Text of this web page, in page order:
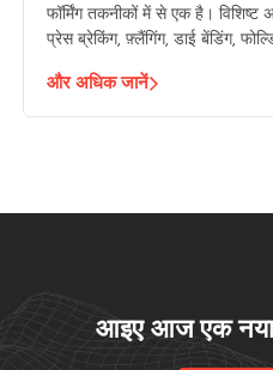
फॉर्मिंग तकनीकों में से एक है।
प्रेस ब्रेकिंग, फ़्लैंगिंग, डाई बेंडिंग,
शामिल है।
और अधिक जानें
आइए आज एक